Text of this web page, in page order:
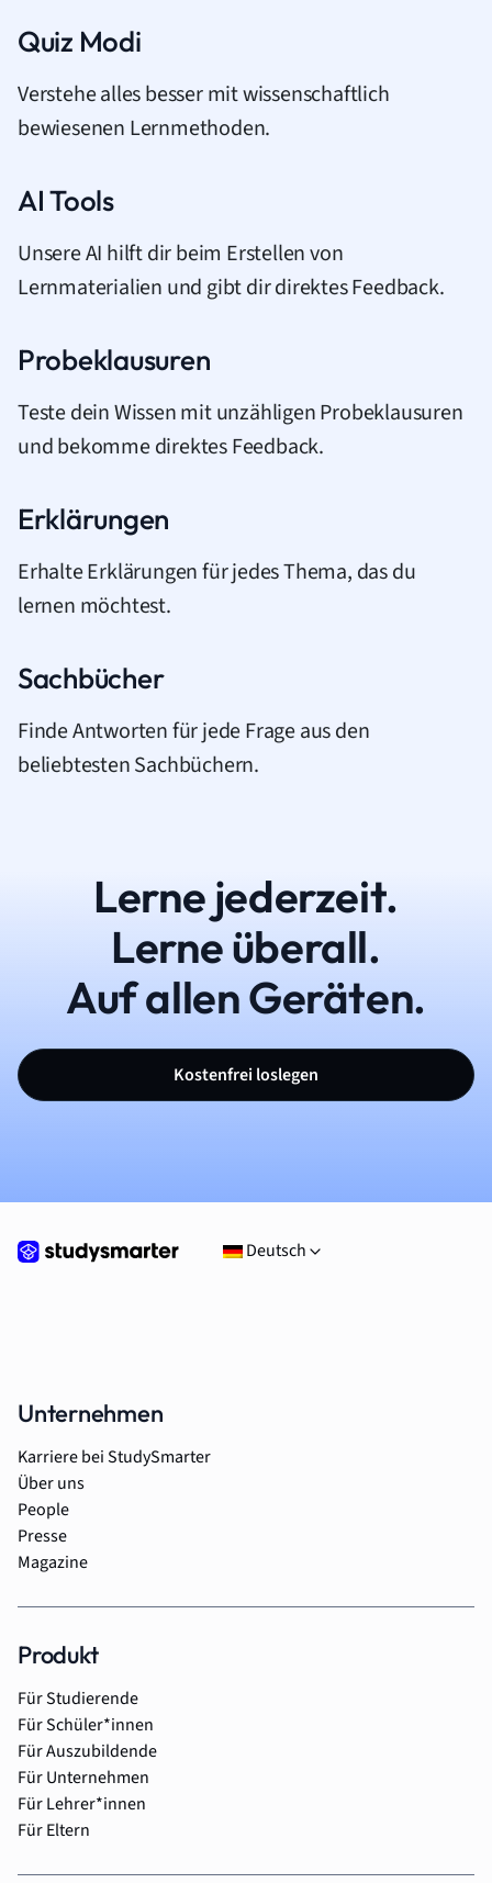
Quiz Modi
Verstehe alles besser mit wissenschaftlich
bewiesenen Lernmethoden.
AI Tools
Unsere AI hilft dir beim Erstellen von
Lernmaterialien und gibt dir direktes Feedback.
Probeklausuren
Teste dein Wissen mit unzähligen Probeklausuren
und bekomme direktes Feedback.
Erklärungen
Erhalte Erklärungen für jedes Thema, das du
lernen möchtest.
Sachbücher
Finde Antworten für jede Frage aus den
beliebtesten Sachbüchern.
Lerne jederzeit.
Lerne überall.
Auf allen Geräten.
Kostenfrei loslegen
Deutsch
Unternehmen
Karriere bei StudySmarter
Über uns
People
Presse
Magazine
Produkt
Für Studierende
Für Schüler*innen
Für Auszubildende
Für Unternehmen
Für Lehrer*innen
Für Eltern